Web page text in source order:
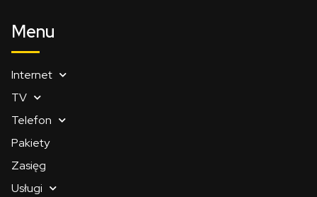
Menu
Internet
TV
Telefon
Pakiety
Zasięg
Usługi